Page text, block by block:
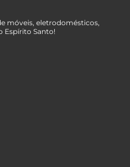
móveis, eletrodomésticos,
Espírito Santo!